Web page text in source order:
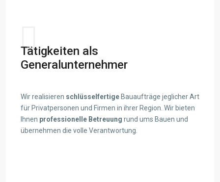
Tätigkeiten als
Generalunternehmer
Wir realisieren schlüsselfertige Bauaufträge jeglicher Art
für Privatpersonen und Firmen in ihrer Region. Wir bieten
Ihnen professionelle Betreuung rund ums Bauen und
übernehmen die volle Verantwortung.